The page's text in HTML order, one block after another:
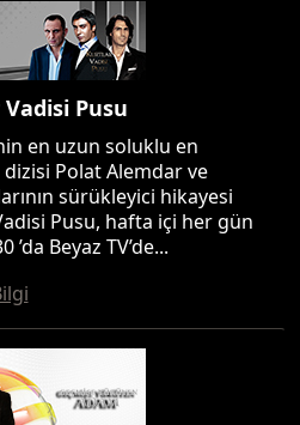
Pusu
en uzun soluklu en
Polat Alemdar ve
sürükleyici hikayesi
Pusu, hafta içi her gün
’da Beyaz TV’de...